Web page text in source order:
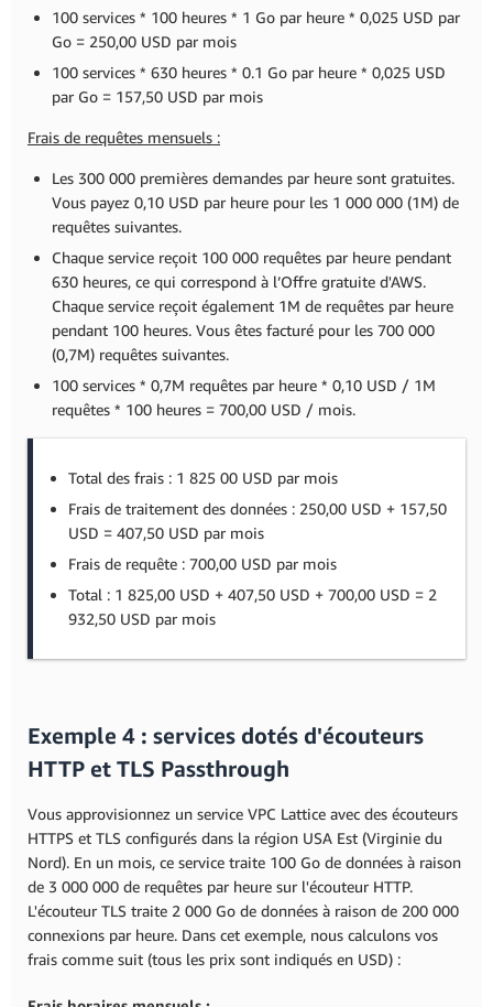
100 services * 100 heures * 1 Go par heure * 0,025 USD par
Go = 250,00 USD par mois
100 services * 630 heures * 0.1 Go par heure * 0,025 USD
par Go = 157,50 USD par mois
Frais de requêtes mensuels :
Les 300 000 premières demandes par heure sont gratuites.
Vous payez 0,10 USD par heure pour les 1 000 000 (1M) de
requêtes suivantes.
Chaque service reçoit 100 000 requêtes par heure pendant
630 heures, ce qui correspond à l’Offre gratuite d'AWS.
Chaque service reçoit également 1M de requêtes par heure
pendant 100 heures. Vous êtes facturé pour les 700 000
(0,7M) requêtes suivantes.
100 services * 0,7M requêtes par heure * 0,10 USD / 1M
requêtes * 100 heures = 700,00 USD / mois.
Total des frais : 1 825 00 USD par mois
Frais de traitement des données : 250,00 USD + 157,50
USD = 407,50 USD par mois
Frais de requête : 700,00 USD par mois
Total : 1 825,00 USD + 407,50 USD + 700,00 USD = 2
932,50 USD par mois
Exemple 4 : services dotés d'écouteurs
HTTP et TLS Passthrough
Vous approvisionnez un service VPC Lattice avec des écouteurs
HTTPS et TLS configurés dans la région USA Est (Virginie du
Nord). En un mois, ce service traite 100 Go de données à raison
de 3 000 000 de requêtes par heure sur l'écouteur HTTP.
L'écouteur TLS traite 2 000 Go de données à raison de 200 000
connexions par heure. Dans cet exemple, nous calculons vos
frais comme suit (tous les prix sont indiqués en USD) :